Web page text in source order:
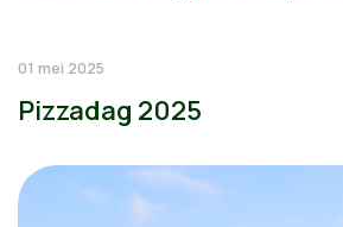
01 mei 2025
Pizzadag 2025